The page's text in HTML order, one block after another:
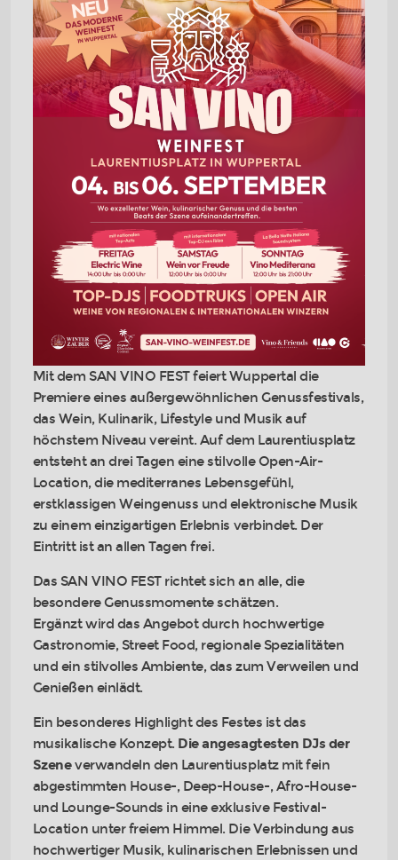
Mit dem SAN VINO FEST feiert Wuppertal die
Premiere eines außergewöhnlichen Genussfestivals,
das Wein, Kulinarik, Lifestyle und Musik auf
höchstem Niveau vereint. Auf dem Laurentiusplatz
entsteht an drei Tagen eine stilvolle Open-Air-
Location, die mediterranes Lebensgefühl,
erstklassigen Weingenuss und elektronische Musik
zu einem einzigartigen Erlebnis verbindet. Der
Eintritt ist an allen Tagen frei.
Das SAN VINO FEST richtet sich an alle, die
besondere Genussmomente schätzen.
Ergänzt wird das Angebot durch hochwertige
Gastronomie, Street Food, regionale Spezialitäten
und ein stilvolles Ambiente, das zum Verweilen und
Genießen einlädt.
Ein besonderes Highlight des Festes ist das
musikalische Konzept. Die angesagtesten DJs der
Szeneverwandeln den Laurentiusplatz mit fein
abgestimmten House-, Deep-House-, Afro-House-
und Lounge-Sounds in eine exklusive Festival-
Location unter freiem Himmel. Die Verbindung aus
hochwertiger Musik, kulinarischen Erlebnissen und